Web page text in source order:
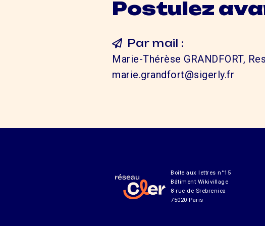
Postulez
Par mail :
Marie-Thérèse GRANDFORT,
marie.grandfort@sigerly.fr
Boîte aux lettres n°15
Bâtiment Wikivillage
8 rue de Srebrenica
75020 Paris